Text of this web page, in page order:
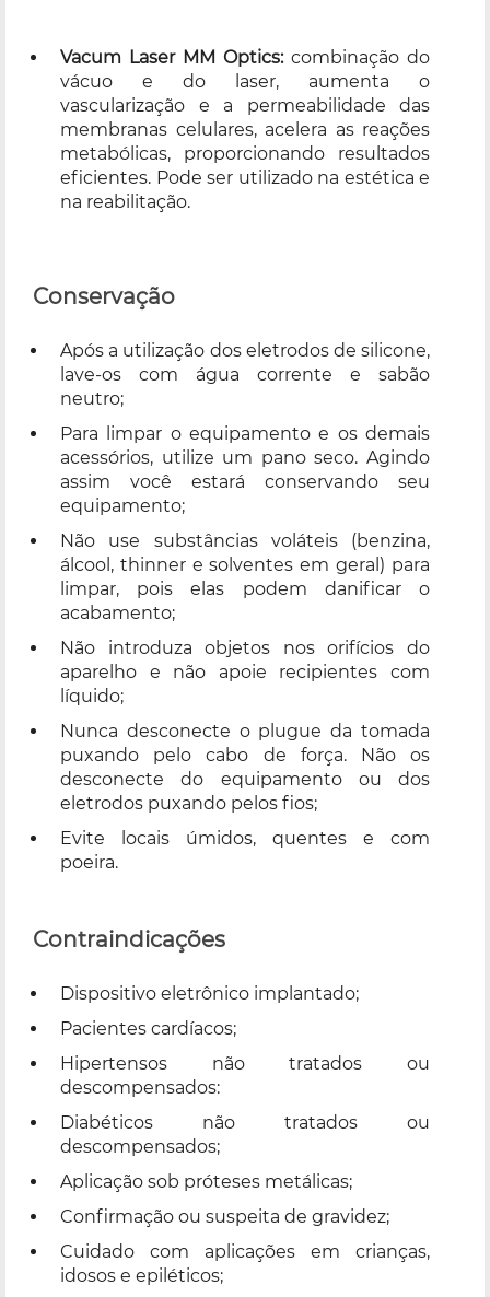
Vacum Laser MM Optics: combinação do
vácuo e do laser, aumenta o
vascularização e a permeabilidade das
membranas celulares, acelera as reações
metabólicas, proporcionando resultados
eficientes. Pode ser utilizado na estética e
na reabilitação.
Conservação
Após a utilização dos eletrodos de silicone,
lave-os com água corrente e sabão
neutro;
Para limpar o equipamento e os demais
acessórios, utilize um pano seco. Agindo
assim você estará conservando seu
equipamento;
Não use substâncias voláteis (benzina,
álcool, thinner e solventes em geral) para
limpar, pois elas podem danificar o
acabamento;
Não introduza objetos nos orifícios do
aparelho e não apoie recipientes com
líquido;
Nunca desconecte o plugue da tomada
puxando pelo cabo de força. Não os
desconecte do equipamento ou dos
eletrodos puxando pelos fios;
Evite locais úmidos, quentes e com
poeira.
Contraindicações
Dispositivo eletrônico implantado;
Pacientes cardíacos;
Hipertensos não tratados ou
descompensados:
Diabéticos não tratados ou
descompensados;
Aplicação sob próteses metálicas;
Confirmação ou suspeita de gravidez;
Cuidado com aplicações em crianças,
idosos e epiléticos;